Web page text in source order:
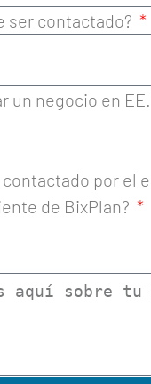
ser contactado?
un negocio en
por el
de BixPlan?